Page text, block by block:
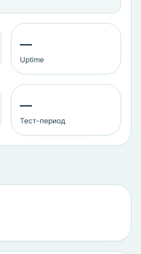
—
Uptime
—
Тест-период